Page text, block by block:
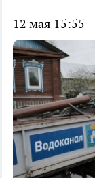
12 мая 15:55